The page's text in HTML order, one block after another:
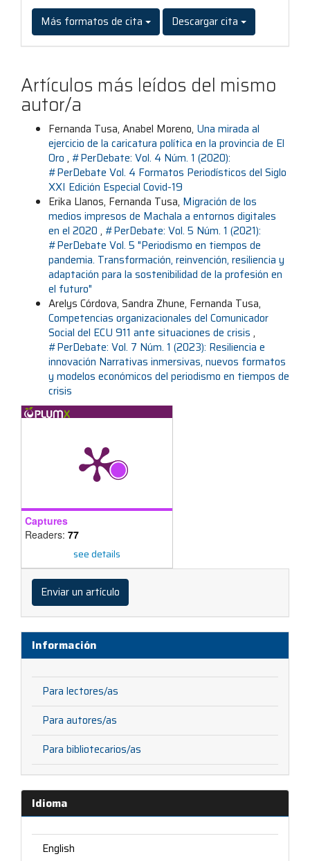
Más formatos de cita
Descargar cita
Artículos más leídos del mismo
autor/a
Fernanda Tusa, Anabel Moreno, Una mirada al
ejercicio de la caricatura política en la provincia de El
Oro , #PerDebate: Vol. 4 Núm. 1 (2020):
#PerDebate Vol. 4 Formatos Periodísticos del Siglo
XXI Edición Especial Covid-19
Erika Llanos, Fernanda Tusa, Migración de los
medios impresos de Machala a entornos digitales
en el 2020 , #PerDebate: Vol. 5 Núm. 1 (2021):
#PerDebate Vol. 5 "Periodismo en tiempos de
pandemia. Transformación, reinvención, resiliencia y
adaptación para la sostenibilidad de la profesión en
el futuro"
Arelys Córdova, Sandra Zhune, Fernanda Tusa,
Competencias organizacionales del Comunicador
Social del ECU 911 ante situaciones de crisis ,
#PerDebate: Vol. 7 Núm. 1 (2023): Resiliencia e
innovación Narrativas inmersivas, nuevos formatos
y modelos económicos del periodismo en tiempos de
crisis
Captures
Readers: 77
see details
Enviar
artículoEnviar un artículo
Información
Para lectores/as
Para autores/as
Para bibliotecarios/as
Idioma
English